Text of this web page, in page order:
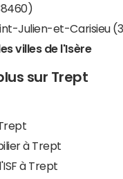
Julien-et-Carisieu
villes de l'Isère
sur Trept
à Trept
à Trept